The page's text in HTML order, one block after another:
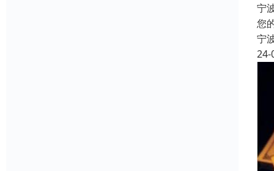
宁
您
宁
24-